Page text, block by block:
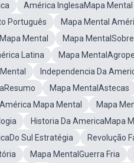
América InglesaMapa Mental
Português
Mapa Mental
Mental
Mapa
Latina
Mapa
Independencia Da
Mapa MentalAstecas
Mapa Mental
Mapa
Historia Da AmericaMapa
Sul Estratégia
Revolução
Mapa MentalGuerra Fria